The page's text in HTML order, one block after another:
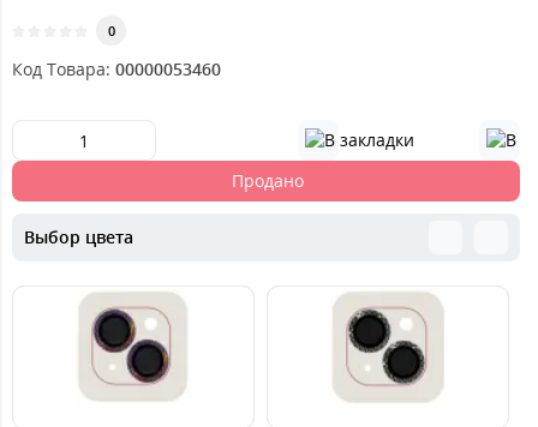
0
Код Товара: 00000053460
Продано
Выбор цвета